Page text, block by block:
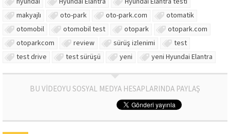
makyajlı
oto-park oto-park.com
otomatik
otomobil
otomobil test otopark
otopark.com
otoparkcom
review sürüş izlenimi
test
test drive
test sürüşü yeni yeni Hyundai Elantra
BU VİDEOYU SOSYAL MEDYA HESAPLARINDA PAYLAŞ